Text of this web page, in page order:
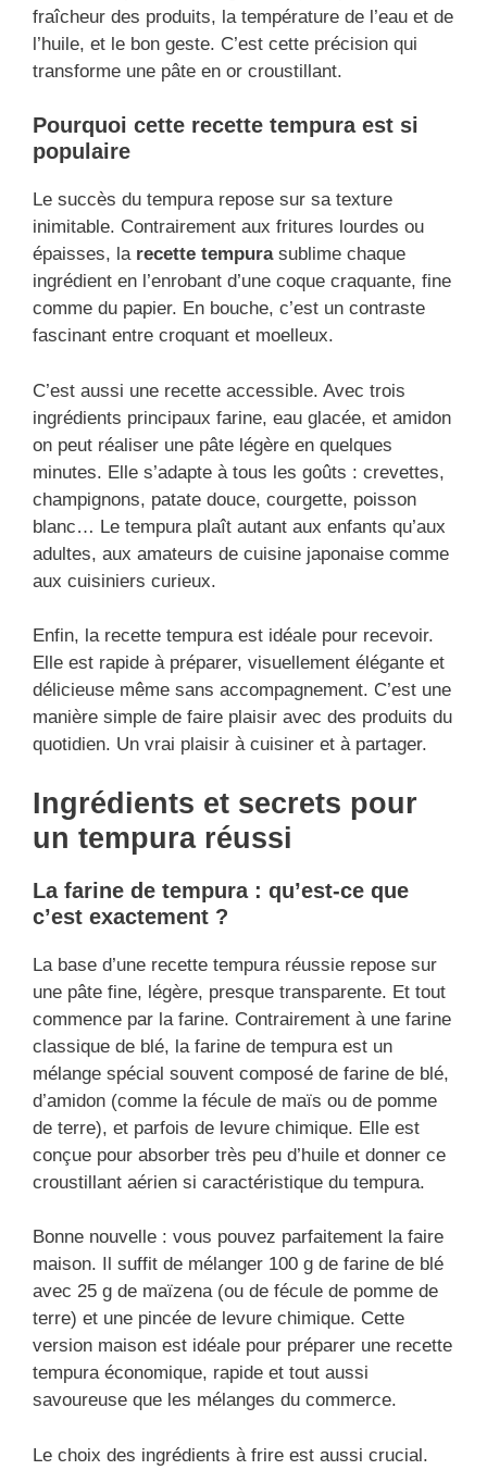
fraîcheur des produits, la température de l’eau et de
l’huile, et le bon geste. C’est cette précision qui
transforme une pâte en or croustillant.
Pourquoi cette recette tempura est si
populaire
Le succès du tempura repose sur sa texture
inimitable. Contrairement aux fritures lourdes ou
épaisses, la recette tempurasublime chaque
ingrédient en l’enrobant d’une coque craquante, fine
comme du papier. En bouche, c’est un contraste
fascinant entre croquant et moelleux.
C’est aussi une recette accessible. Avec trois
ingrédients principaux farine, eau glacée, et amidon
on peut réaliser une pâte légère en quelques
minutes. Elle s’adapte à tous les goûts : crevettes,
champignons, patate douce, courgette, poisson
blanc… Le tempura plaît autant aux enfants qu’aux
adultes, aux amateurs de cuisine japonaise comme
aux cuisiniers curieux.
Enfin, la recette tempura est idéale pour recevoir.
Elle est rapide à préparer, visuellement élégante et
délicieuse même sans accompagnement. C’est une
manière simple de faire plaisir avec des produits du
quotidien. Un vrai plaisir à cuisiner et à partager.
Ingrédients et secrets pour
un tempura réussi
La farine de tempura : qu’est-ce que
c’est exactement ?
La base d’une recette tempura réussie repose sur
une pâte fine, légère, presque transparente. Et tout
commence par la farine. Contrairement à une farine
classique de blé, la farine de tempura est un
mélange spécial souvent composé de farine de blé,
d’amidon (comme la fécule de maïs ou de pomme
de terre), et parfois de levure chimique. Elle est
conçue pour absorber très peu d’huile et donner ce
croustillant aérien si caractéristique du tempura.
Bonne nouvelle : vous pouvez parfaitement la faire
maison. Il suffit de mélanger 100 g de farine de blé
avec 25 g de maïzena (ou de fécule de pomme de
terre) et une pincée de levure chimique. Cette
version maison est idéale pour préparer une recette
tempura économique, rapide et tout aussi
savoureuse que les mélanges du commerce.
Le choix des ingrédients à frire est aussi crucial.